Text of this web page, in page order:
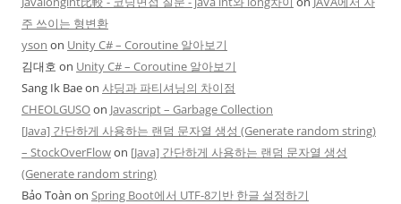
주 쓰이는 형변환
yson on Unity C# – Coroutine 알아보기
김대호 on Unity C# – Coroutine 알아보기
Sang Ik Baeon 샤딩과 파티셔닝의 차이점
CHEOLGUSOon Javascript – Garbage Collection
[Java] 간단하게 사용하는 랜덤 문자열 생성 (Generate random string)
– StockOverFlowon [Java] 간단하게 사용하는 랜덤 문자열 생성
(Generate random string)
Bảo Toàn on Spring Boot에서 UTF-8기반 한글 설정하기